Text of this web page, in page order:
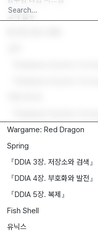
『Database System
『Database System
Wargame: Red Dragon
Spring
『DDIA 3장. 저장소와 검색』
『DDIA 4장. 부호화와 발전』
『DDIA 5장. 복제』
Fish Shell
유닉스